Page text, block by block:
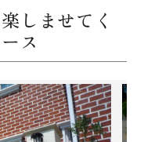
しませてく
ス